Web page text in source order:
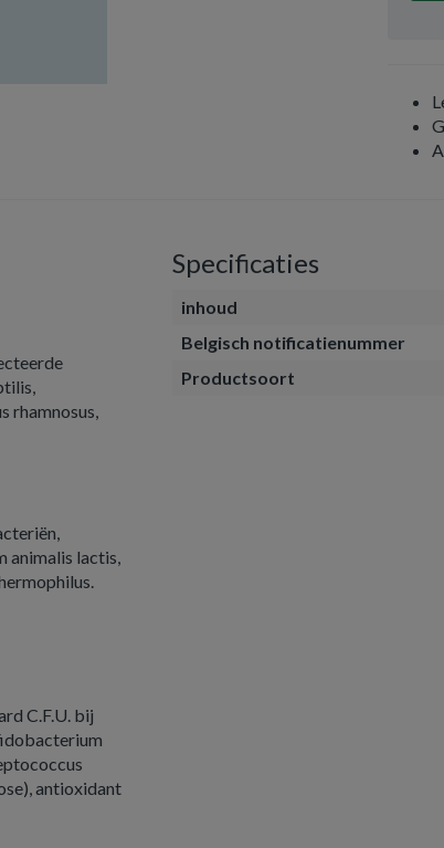
rhamnosus,
animalis lactis,
C.F.U. bij
antioxidant
Specificaties
inhoud
Belgisch notificatienummer
Productsoort